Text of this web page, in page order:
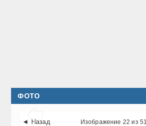
ФОТО

◄ Назад Изображение 22 из 51